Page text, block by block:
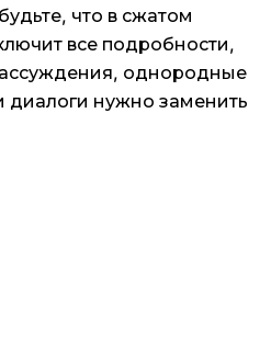
что в сжатом
все подробности,
однородные
нужно заменить